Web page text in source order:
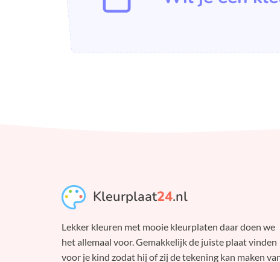
Kleurplaat24.nl
Lekker kleuren met mooie kleurplaten daar doen we
het allemaal voor. Gemakkelijk de juiste plaat vinden
voor je kind zodat hij of zij de tekening kan maken